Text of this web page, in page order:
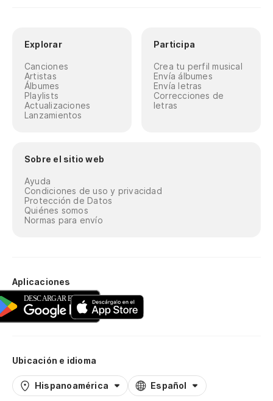
Explorar
Canciones
Artistas
Álbumes
Playlists
Actualizaciones
Lanzamientos
Participa
Crea tu perfil musical
Envía álbumes
Envía letras
Correcciones de
letras
Sobre el sitio web
Ayuda
Condiciones de uso y privacidad
Protección de Datos
Quiénes somos
Normas para envío
Aplicaciones
Ubicación e idioma
Hispanoamérica Español